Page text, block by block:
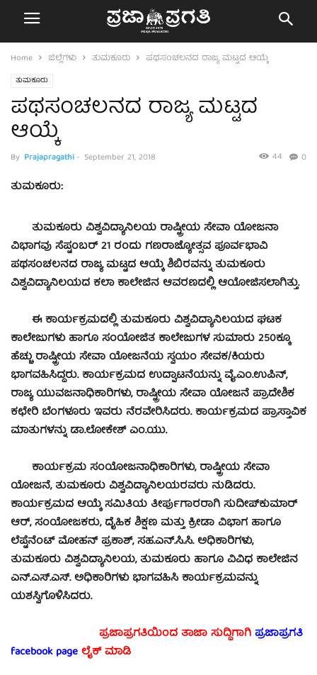
Home ಜಿಲ್ಲೆಗಳು ತುಮಕೂರು ಪಥಸಂಚಲನದ ರಾಜ್ಯ ಮಟ್ಟದ ಆಯ್ಕೆ
ತುಮಕೂರು
ಪಥಸಂಚಲನದ ರಾಜ್ಯ ಮಟ್ಟದ
ಆಯ್ಕೆ
By Prajapragathi- September 21, 2018 0
44
ತುಮಕೂರು:
ತುಮಕೂರು ವಿಶ್ವವಿದ್ಯಾನಿಲಯ ರಾಷ್ಟ್ರೀಯ ಸೇವಾ ಯೋಜನಾ
ವಿಭಾಗವು ಸೆಪ್ಟಂಬರ್ 21 ರಂದು ಗಣರಾಜ್ಯೋತ್ಸವ ಪೂರ್ವಭಾವಿ
ಪಥಸಂಚಲನದ ರಾಜ್ಯ ಮಟ್ಟದ ಆಯ್ಕೆ ಶಿಬಿರವನ್ನು ತುಮಕೂರು
ವಿಶ್ವವಿದ್ಯಾನಿಲಯದ ಕಲಾ ಕಾಲೇಜಿನ ಆವರಣದಲ್ಲಿ ಆಯೋಜಿಸಲಾಗಿತ್ತು.
ಈ ಕಾರ್ಯಕ್ರಮದಲ್ಲಿ ತುಮಕೂರು ವಿಶ್ವವಿದ್ಯಾನಿಲಯದ ಘಟಕ
ಕಾಲೇಜುಗಳು ಹಾಗೂ ಸಂಯೋಜಿತ ಕಾಲೇಜುಗಳ ಸುಮಾರು 250ಕ್ಕೂ
ಹೆಚ್ಚು ರಾಷ್ಟ್ರೀಯ ಸೇವಾ ಯೋಜನೆಯ ಸ್ವಯಂ ಸೇವಕ/ಕಿಯರು
ಭಾಗವಹಿಸಿದ್ದರು. ಕಾರ್ಯಕ್ರಮದ ಉದ್ಘಾಟನೆಯನ್ನು ವೈ.ಎಂ.ಉಪಿನ್,
ರಾಜ್ಯ ಯುವಜನಾಧಿಕಾರಿಗಳು, ರಾಷ್ಟ್ರೀಯ ಸೇವಾ ಯೋಜನೆ ಪ್ರಾದೇಶಿಕ
ಕಛೇರಿ ಬೆಂಗಳೂರು ಇವರು ನೆರವೇರಿಸಿದರು. ಕಾರ್ಯಕ್ರಮದ ಪ್ರಾಸ್ತಾವಿಕ
ಮಾತುಗಳನ್ನು ಡಾ.ಲೋಕೇಶ್ ಎಂ.ಯು.
ಕಾರ್ಯಕ್ರಮ ಸಂಯೋಜನಾಧಿಕಾರಿಗಳು, ರಾಷ್ಟ್ರೀಯ ಸೇವಾ
ಯೋಜನೆ, ತುಮಕೂರು ವಿಶ್ವವಿದ್ಯಾನಿಲಯರವರು ನುಡಿದರು.
ಕಾರ್ಯಕ್ರಮದ ಆಯ್ಕೆ ಸಮಿತಿಯ ತೀರ್ಪುಗಾರರಾಗಿ ಸುದೀಪ್‍ಕುಮಾರ್
ಆರ್, ಸಂಯೋಜಕರು, ದೈಹಿಕ ಶಿಕ್ಷಣ ಮತ್ತು ಕ್ರೀಡಾ ವಿಭಾಗ ಹಾಗೂ
ಲೆಪ್ಟೆನೆಂಟ್ ಮೋಹನ್ ಪ್ರಕಾಶ್, ಸಹ.ಎನ್.ಸಿ.ಸಿ. ಅಧಿಕಾರಿಗಳು,
ತುಮಕೂರು ವಿಶ್ವವಿದ್ಯಾನಿಲಯ, ತುಮಕೂರು ಹಾಗೂ ವಿವಿಧ ಕಾಲೇಜಿನ
ಎನ್.ಎಸ್.ಎಸ್. ಅಧಿಕಾರಿಗಳು ಭಾಗವಹಿಸಿ ಕಾರ್ಯಕ್ರಮವನ್ನು
ಯಶಸ್ವಿಗೊಳಿಸಿದರು.
ಪ್ರಜಾಪ್ರಗತಿಯಿಂದ ತಾಜಾ ಸುದ್ದಿಗಾಗಿಪ್ರಜಾಪ್ರಗತಿ
facebook page ಲೈಕ್ ಮಾಡಿ